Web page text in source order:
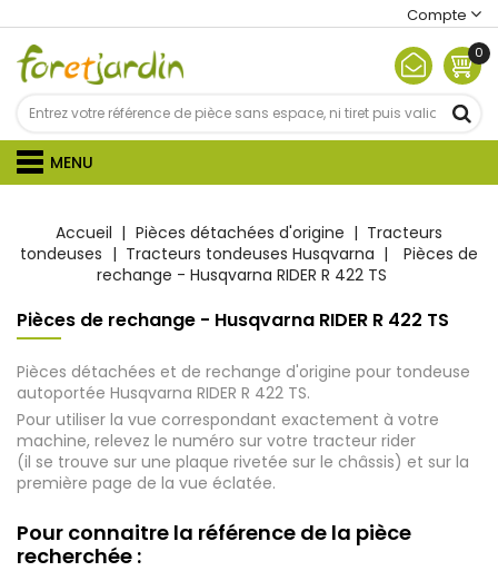
Compte
0
MENU
Accueil Pièces détachées d'origine
Tracteurs
tondeuses
Tracteurs tondeuses Husqvarna
Pièces de
rechange - Husqvarna RIDER R 422 TS
Pièces de rechange - Husqvarna RIDER R 422 TS
Pièces détachées et de rechange d'origine pour tondeuse
autoportée Husqvarna RIDER R 422 TS.
Pour utiliser la vue correspondant exactement à votre
machine, relevez le numéro sur votre tracteur rider
(il se trouve sur une plaque rivetée sur le châssis) et sur la
première page de la vue éclatée.
Pour connaitre la référence de la pièce
recherchée :